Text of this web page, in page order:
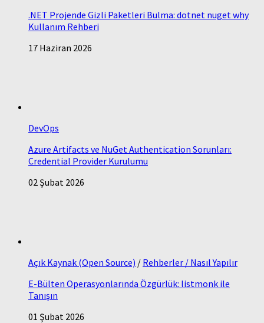
.NET Projende Gizli Paketleri Bulma: dotnet nuget why
Kullanım Rehberi
17 Haziran 2026
DevOps
Azure Artifacts ve NuGet Authentication Sorunları:
Credential Provider Kurulumu
02 Şubat 2026
Açık Kaynak (Open Source) / Rehberler / Nasıl Yapılır
E-Bülten Operasyonlarında Özgürlük: listmonk ile
Tanışın
01 Şubat 2026